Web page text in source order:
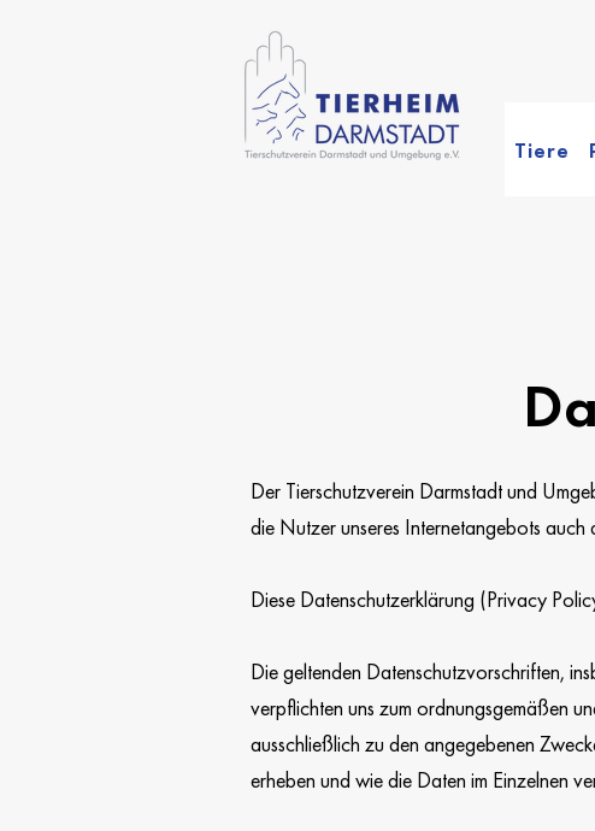
Tiere
Der Tierschutzverein Darmstadt und
die Nutzer unseres Internetangebots
Diese Datenschutzerklärung (Privacy
Die geltenden Datenschutzvorschriften,
verpflichten uns zum ordnungsgemäßen
ausschließlich zu den angegebenen
erheben und wie die Daten im Einzelnen